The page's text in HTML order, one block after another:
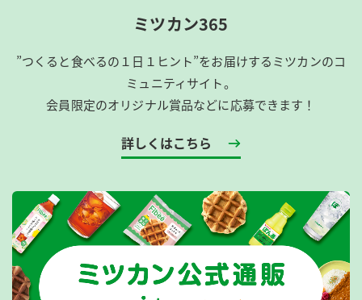
ミツカン365
”つくると食べるの１日１ヒント”をお届けするミツカンのコ
ミュニティサイト。
会員限定のオリジナル賞品などに応募できます！
詳しくはこちら